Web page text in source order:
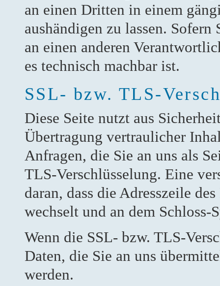
an einen Dritten in einem
aushändigen zu lassen.
an einen anderen
es technisch machbar ist.
SSL- bzw. TLS-
Diese Seite nutzt aus
Übertragung vertraulicher
Anfragen, die Sie an uns als
TLS-Verschlüsselung. Eine
daran, dass die Adresszeile
wechselt und an dem
Wenn die SSL- bzw. TLS-
Daten, die Sie an uns
werden.